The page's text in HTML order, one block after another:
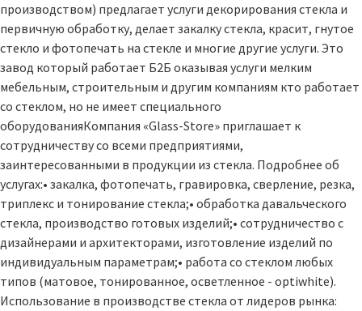
производством) предлагает услуги декорирования стекла и
первичную обработку, делает закалку стекла, красит, гнутое
стекло и фотопечать на стекле и многие другие услуги. Это
завод который работает Б2Б оказывая услуги мелким
мебельным, строительным и другим компаниям кто работает
со стеклом, но не имеет специального
оборудованияКомпания «Glass-Store» приглашает к
сотрудничеству со всеми предприятиями,
заинтересованными в продукции из стекла. Подробнее об
услугах:• закалка, фотопечать, гравировка, сверление, резка,
триплекс и тонирование стекла;• обработка давальческого
стекла, производство готовых изделий;• сотрудничество с
дизайнерами и архитекторами, изготовление изделий по
индивидуальным параметрам;• работа со стеклом любых
типов (матовое, тонированное, осветленное - optiwhite).
Использование в производстве стекла от лидеров рынка: